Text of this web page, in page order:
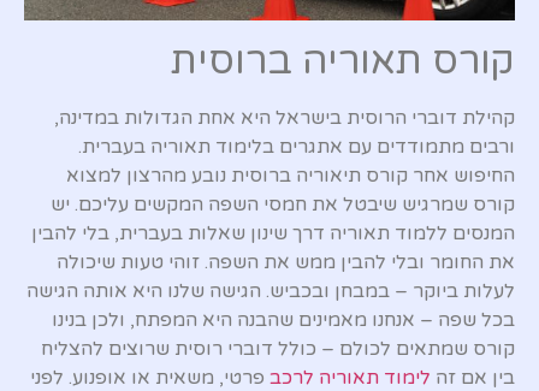
קורס תאוריה ברוסית
קהילת דוברי הרוסית בישראל היא אחת הגדולות במדינה,
ורבים מתמודדים עם אתגרים בלימוד תאוריה בעברית.
החיפוש אחר קורס תיאוריה ברוסית נובע מהרצון למצוא
קורס שמרגיש שיבטל את חמסי השפה המקשים עליכם. יש
המנסים ללמוד תאוריה דרך שינון שאלות בעברית, בלי להבין
את החומר ובלי להבין ממש את השפה. זוהי טעות שיכולה
לעלות ביוקר – במבחן ובכביש. הגישה שלנו היא אותה הגישה
בכל שפה – אנחנו מאמינים שהבנה היא המפתח, ולכן בנינו
קורס שמתאים לכולם – כולל דוברי רוסית שרוצים להצליח
בין אם זה לימוד תאוריה לרכב פרטי, משאית או אופנוע. לפני